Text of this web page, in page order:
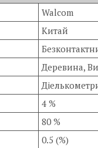
Walcom
Китай
Деревина,
4 %
80 %
0.5 (%)